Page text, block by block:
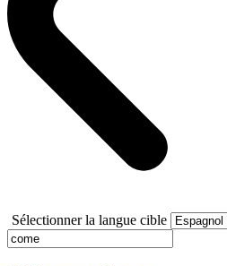
Sélectionner la langue cible